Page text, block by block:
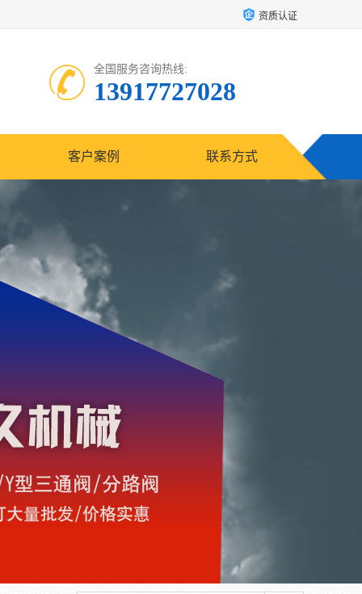
资质认证
全国服务咨询热线:
13917727028
客户案例 联系方式